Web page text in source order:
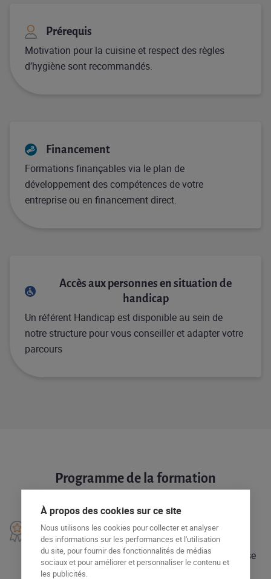
Prérequis
Motivation pour la cuisine et respect des règles
d’hygiène sont recommandés.
Financement
Formations finançables via le plan de
développement des compétences de votre
entreprise ou en financement direct.
Accès aux personnes en situation de
handicap
Un référent Handicap est disponible au sein de
notre structure pour vous conseiller et adapter votre
parcours
Programme de la formation
Programme
– Réalisation des préparations culinaires de base
– Mise en œuvre des techniques de cuisson
À propos des cookies sur ce site
Nous utilisons les cookies pour collecter et analyser
des informations sur les performances et l'utilisation
du site, pour fournir des fonctionnalités de médias
sociaux et pour améliorer et personnaliser le contenu et
les publicités.